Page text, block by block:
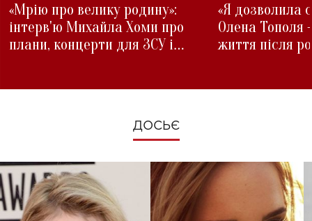
«Мрію про велику родину»:
інтерв'ю Михайла Хоми про
плани, концерти для ЗСУ і
«Я дозволила
Олена Тополя
життя після
ДОСЬЄ